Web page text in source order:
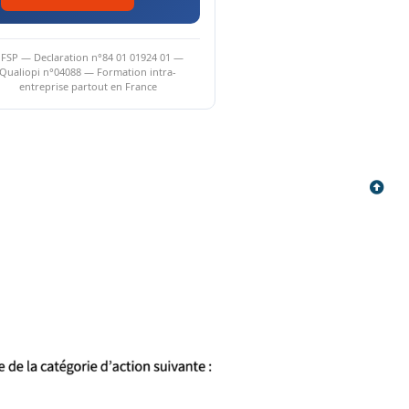
— Declaration n°84 01 01924 01 —
Qualiopi n°04088 — Formation intra-
entreprise partout en France